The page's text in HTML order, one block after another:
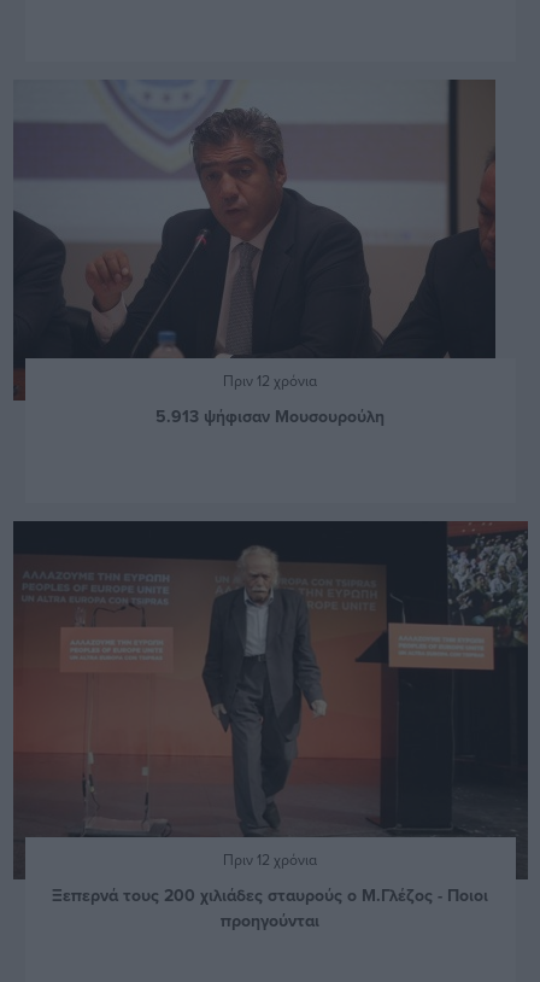
Πριν 12 χρόνια
5.913 ψήφισαν Μουσουρούλη
Πριν 12 χρόνια
Ξεπερνά τους 200 χιλιάδες σταυρούς ο Μ.Γλέζος - Ποιοι
προηγούνται